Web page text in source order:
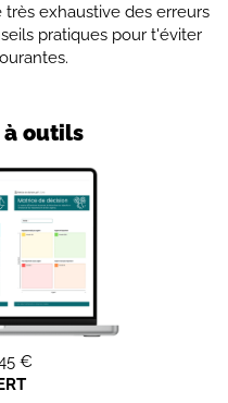
exhaustive des erreurs
pratiques pour t'éviter
à outils
€